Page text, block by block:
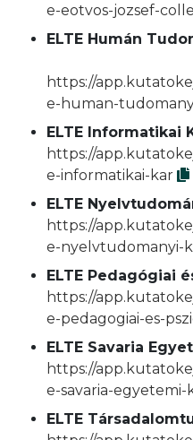
e-eotvos-jozsef-
ELTE Humán
https://
e-human-
ELTE Informatikai
https://
e-informatikai-kar
ELTE
https://
e-nyelvtudomanyi-
ELTE Pedagógiai
https://
e-pedagogiai-es-
ELTE Savaria
https://
e-savaria-
ELTE